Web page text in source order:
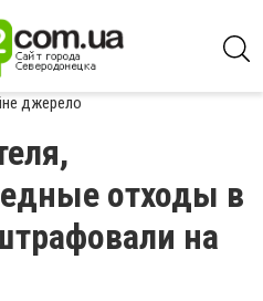
джерело
отходы в
на